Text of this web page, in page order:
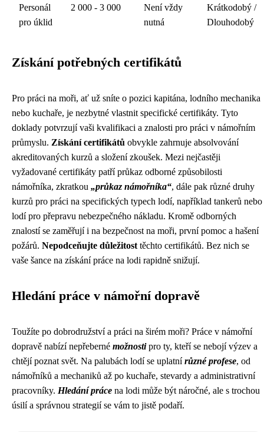
Personál
pro úklid
2 000 - 3 000
Není vždy
nutná
Krátkodobý /
Dlouhodobý
Získání potřebných certifikátů
Pro práci na moři, ať už sníte o pozici kapitána, lodního mechanika
nebo kuchaře, je nezbytné vlastnit specifické certifikáty. Tyto
doklady potvrzují vaši kvalifikaci a znalosti pro práci v námořním
průmyslu. Získání certifikátů obvykle zahrnuje absolvování
akreditovaných kurzů a složení zkoušek. Mezi nejčastěji
vyžadované certifikáty patří průkaz odborné způsobilosti
námořníka, zkratkou „průkaz námořníka“, dále pak různé druhy
kurzů pro práci na specifických typech lodí, například tankerů nebo
lodí pro přepravu nebezpečného nákladu. Kromě odborných
znalostí se zaměřují i na bezpečnost na moři, první pomoc a hašení
požárů. Nepodceňujte důležitost těchto certifikátů. Bez nich se
vaše šance na získání práce na lodi rapidně snižují.
Hledání práce v námořní dopravě
Toužíte po dobrodružství a práci na širém moři? Práce v námořní
dopravě nabízí nepřeberné možnostipro ty, kteří se nebojí výzev a
chtějí poznat svět. Na palubách lodí se uplatnírůzné profese, od
námořníků a mechaniků až po kuchaře, stevardy a administrativní
pracovníky. Hledání práce na lodi může být náročné, ale s trochou
úsilí a správnou strategií se vám to jistě podaří.